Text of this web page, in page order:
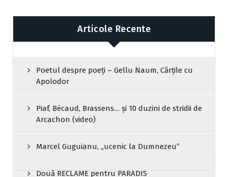
Articole Recente
Poetul despre poeți – Gellu Naum, Cărțile cu
Apolodor
Piaf, Bécaud, Brassens… și 10 duzini de stridii de
Arcachon (video)
Marcel Guguianu, „ucenic la Dumnezeu”
Două RECLAME pentru PARADIS